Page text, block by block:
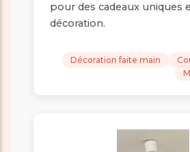
pour des cadeaux uniques
décoration.
Décoration faite main